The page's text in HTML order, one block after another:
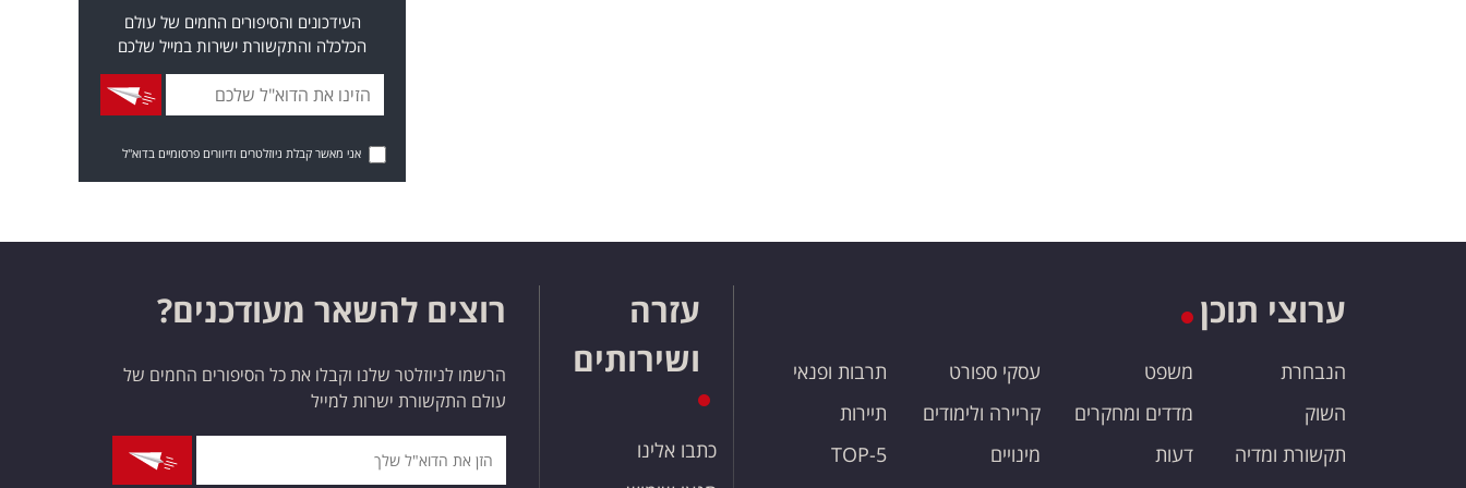
העידכונים והסיפורים החמים של עולם
הכלכלה והתקשורת ישירות במייל שלכם
אני מאשר קבלת ניוזלטרים ודיוורים פרסומיים בדוא"ל
ערוצי תוכן
הנבחרת
השוק
תקשורת ומדיה
משפט
מדדים ומחקרים
דעות
עסקי ספורט
קריירה ולימודים
מינויים
תרבות ופנאי
תיירות
TOP-5
עזרה
ושירותים
כתבו אלינו
רוצים להשאר מעודכנים?
הרשמו לניוזלטר שלנו וקבלו את כל הסיפורים החמים של
עולם התקשורת ישרות למייל